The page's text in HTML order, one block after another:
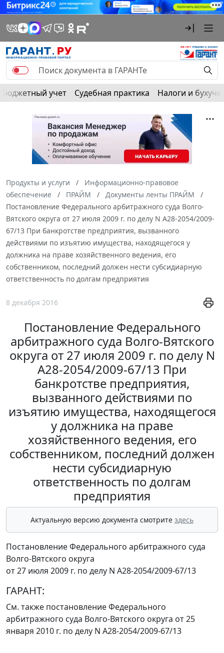
Бюджетный учет Судебная практика Налоги и
Продукты и услуги
Информационно-правовое
обеспечение
ПРАЙМ
Документы ленты ПРАЙМ
Постановление Федерального арбитражного суда Волго-
Вятского округа от 27 июля 2009 г. по делу N А28-2054/2009-
67/13 При банкротстве предприятия, вызванного
действиями по изъятию имущества, находящегося у
должника на праве хозяйственного ведения, его
собственником, последний должен нести субсидиарную
ответственность по долгам предприятия
8 декабря 2016
Постановление Федерального
арбитражного суда Волго-Вятского
округа от 27 июля 2009 г. по делу N
А28-2054/2009-67/13 При
банкротстве предприятия,
вызванного действиями по
изъятию имущества, находящегося
у должника на праве
хозяйственного ведения, его
собственником, последний должен
нести субсидиарную
ответственность по долгам
предприятия
Актуальную версию документа смотрите здесь
Постановление Федерального арбитражного суда
Волго-Вятского округа
от 27 июля 2009 г. по делу N А28-2054/2009-67/13
ГАРАНТ:
См. также постановлениеФедерального
арбитражного суда Волго-Вятского округа от 25
января 2010 г. по делу N А28-2054/2009-67/13